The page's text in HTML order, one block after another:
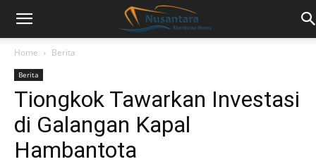
Home Berita
Berita
Tiongkok Tawarkan Investasi
di Galangan Kapal
Hambantota